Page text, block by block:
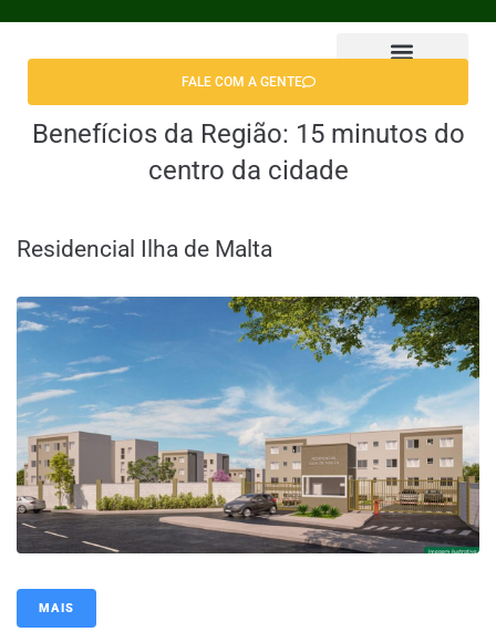
FALE COM A GENTE
Benefícios da Região: 15 minutos do
centro da cidade
Residencial Ilha de Malta
MAIS